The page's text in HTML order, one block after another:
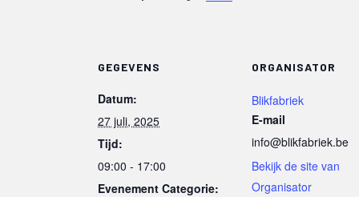
GEGEVENS
Datum:
27 juli, 2025
Tijd:
09:00 - 17:00
Evenement Categorie:
ORGANISATOR
Blikfabriek
E-mail
info@blikfabriek.be
Bekijk de site van
Organisator